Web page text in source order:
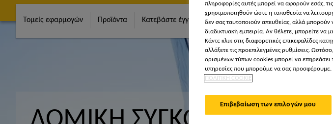
Τομείς εφαρμογών Προϊόντα Κατεβάστε έγγραφα Συχνές ερωτήσεις Σχετικά με
πληροφορίες αυτές μπορεί να αφορούν εσάς,
χρησιμοποιηθούν ώστε η τοποθεσία να
δεν σας ταυτοποιούν απευθείας, αλλά μπορούν
διαδικτυακή εμπειρία. Αν θέλετε, μπορείτε να
Κάντε κλικ στις διαφορετικές επικεφαλίδες
αλλάξετε τις προεπιλεγμένες ρυθμίσεις.
ορισμένων τύπων cookies μπορεί να επηρεάσει
υπηρεσίες που μπορούμε να σας προσφέρουμε.
ΠΟΛΙΤΙΚΗ COOKIE
Επιβεβαίωση των επιλογών μου